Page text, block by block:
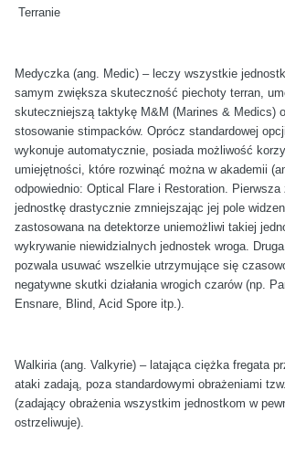
Terranie
Medyczka (ang. Medic) – leczy wszystkie
samym zwiększa skuteczność piechoty terran,
skuteczniejszą taktykę M&M (Marines & Medics)
stosowanie stimpacków. Oprócz standardowej
wykonuje automatycznie, posiada możliwość
umiejętności, które rozwinąć można w akademii
odpowiednio: Optical Flare i Restoration.
jednostkę drastycznie zmniejszając jej pole
zastosowana na detektorze uniemożliwi takiej
wykrywanie niewidzialnych jednostek wroga.
pozwala usuwać wszelkie utrzymujące się
negatywne skutki działania wrogich czarów (np.
Ensnare, Blind, Acid Spore itp.).
Walkiria (ang. Valkyrie) – latająca ciężka fregata
ataki zadają, poza standardowymi obrażeniami
(zadający obrażenia wszystkim jednostkom w
ostrzeliwuje).